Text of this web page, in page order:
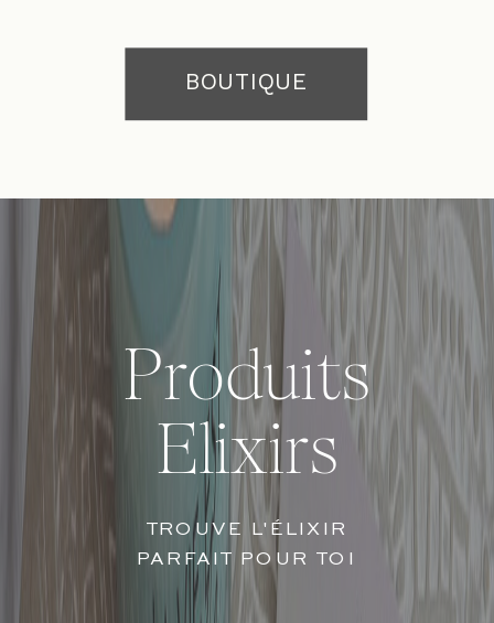
BOUTIQUE
TROUVE L'ÉLIXIR
PARFAIT POUR TOI
Produits
Elixirs